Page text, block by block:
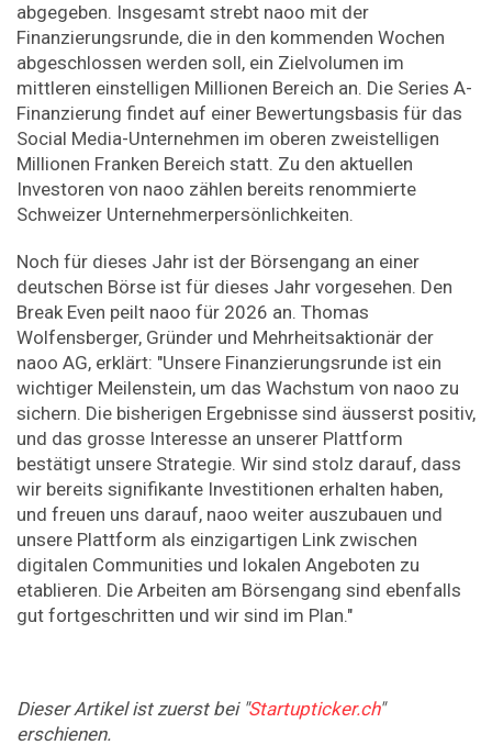
abgegeben. Insgesamt strebt naoo mit der
Finanzierungsrunde, die in den kommenden Wochen
abgeschlossen werden soll, ein Zielvolumen im
mittleren einstelligen Millionen Bereich an. Die Series A-
Finanzierung findet auf einer Bewertungsbasis für das
Social Media-Unternehmen im oberen zweistelligen
Millionen Franken Bereich statt. Zu den aktuellen
Investoren von naoo zählen bereits renommierte
Schweizer Unternehmerpersönlichkeiten.
Noch für dieses Jahr ist der Börsengang an einer
deutschen Börse ist für dieses Jahr vorgesehen. Den
Break Even peilt naoo für 2026 an. Thomas
Wolfensberger, Gründer und Mehrheitsaktionär der
naoo AG, erklärt: "Unsere Finanzierungsrunde ist ein
wichtiger Meilenstein, um das Wachstum von naoo zu
sichern. Die bisherigen Ergebnisse sind äusserst positiv,
und das grosse Interesse an unserer Plattform
bestätigt unsere Strategie. Wir sind stolz darauf, dass
wir bereits signifikante Investitionen erhalten haben,
und freuen uns darauf, naoo weiter auszubauen und
unsere Plattform als einzigartigen Link zwischen
digitalen Communities und lokalen Angeboten zu
etablieren. Die Arbeiten am Börsengang sind ebenfalls
gut fortgeschritten und wir sind im Plan."
Dieser Artikel ist zuerst bei "Startupticker.ch"
erschienen.